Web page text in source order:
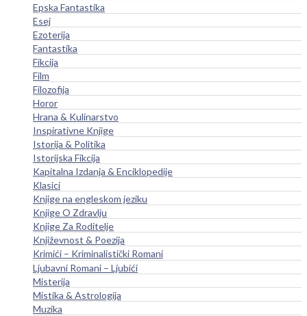
Epska Fantastika
Esej
Ezoterija
Fantastika
Fikcija
Film
Filozofija
Horor
Hrana & Kulinarstvo
Inspirativne Knjige
Istorija & Politika
Istorijska Fikcija
Kapitalna Izdanja & Enciklopedije
Klasici
Knjige na engleskom jeziku
Knjige O Zdravlju
Knjige Za Roditelje
Književnost & Poezija
Krimići – Kriminalistički Romani
Ljubavni Romani – Ljubići
Misterija
Mistika & Astrologija
Muzika